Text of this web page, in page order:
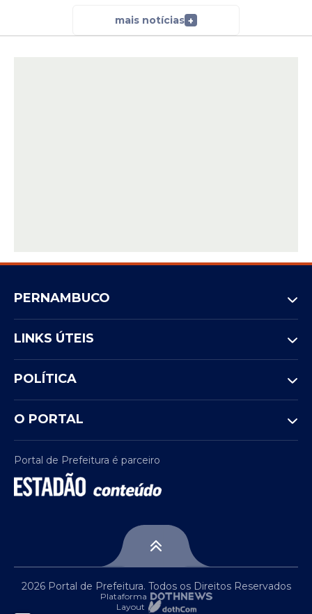
Também participaram do momento a vice-
mais notícias +
PERNAMBUCO
LINKS ÚTEIS
POLÍTICA
O PORTAL
Portal de Prefeitura é parceiro
2026 Portal de Prefeitura. Todos os Direitos Reservados
Plataforma
Layout